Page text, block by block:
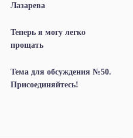
Лазарева
Теперь я могу легко
прощать
Тема для обсуждения №50.
Присоединяйтесь!